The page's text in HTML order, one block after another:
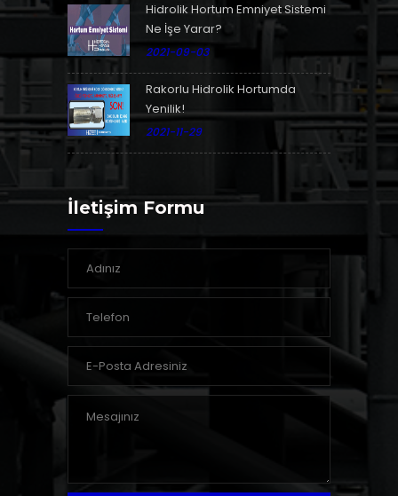
Hidrolik Hortum Emniyet Sistemi
Ne İşe Yarar?
2021-09-03
Rakorlu Hidrolik Hortumda
Yenilik!
2021-11-29
İletişim Formu